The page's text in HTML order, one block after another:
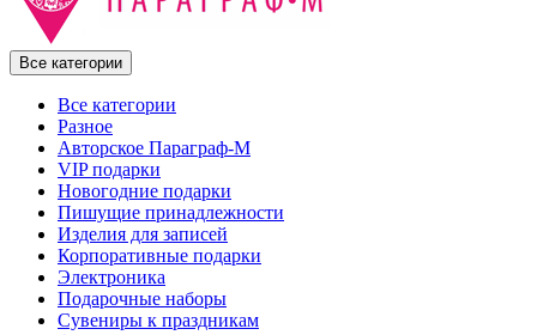
Все категории
Все категории
Разное
Авторское Параграф-М
VIP подарки
Новогодние подарки
Пишущие принадлежности
Изделия для записей
Корпоративные подарки
Электроника
Подарочные наборы
Сувениры к праздникам